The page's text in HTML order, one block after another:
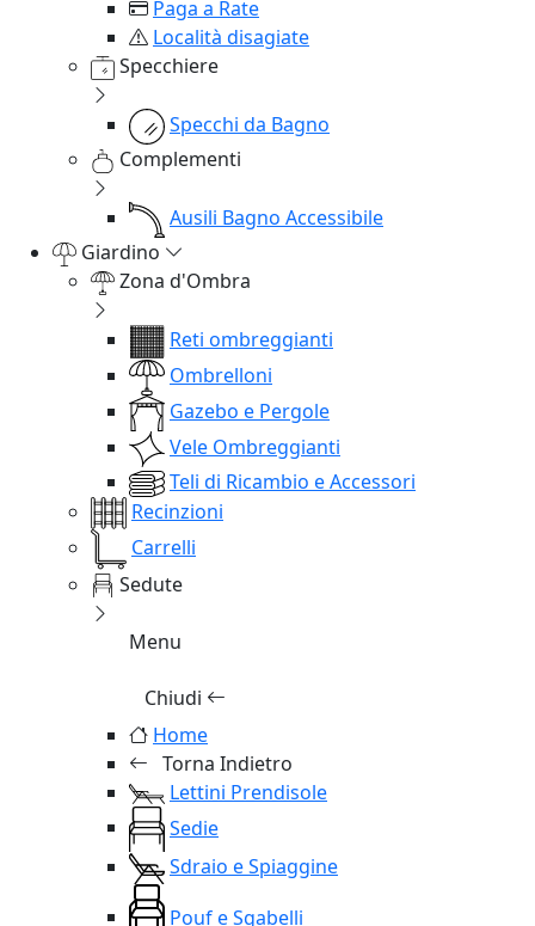
Paga a Rate
Località disagiate
Specchiere
Specchi da Bagno
Complementi
Ausili Bagno Accessibile
Giardino
Zona d'Ombra
Reti ombreggianti
Ombrelloni
Gazebo e Pergole
Vele Ombreggianti
Teli di Ricambio e Accessori
Recinzioni
Carrelli
Sedute
Menu
Chiudi
Home
Torna Indietro
Lettini Prendisole
Sedie
Sdraio e Spiaggine
Pouf e Sgabelli